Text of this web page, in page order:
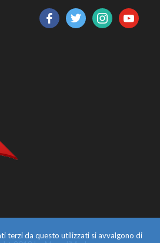
facebooktwitterinstagramyoutube
terzi da questo utilizzati si avvalgono di